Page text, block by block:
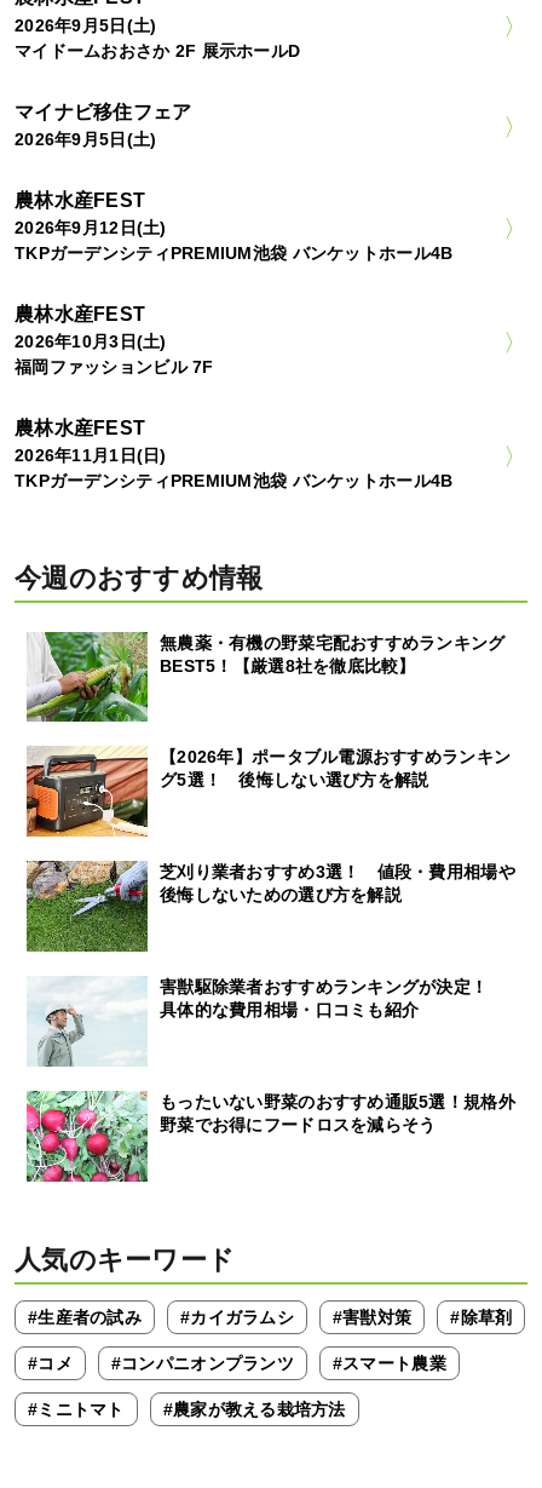
2026年9月5日(土)
マイドームおおさか 2F 展示ホールD
マイナビ移住フェア
2026年9月5日(土)
農林水産FEST
2026年9月12日(土)
TKPガーデンシティPREMIUM池袋 バンケットホール4B
農林水産FEST
2026年10月3日(土)
福岡ファッションビル 7F
農林水産FEST
2026年11月1日(日)
TKPガーデンシティPREMIUM池袋 バンケットホール4B
今週のおすすめ情報
無農薬・有機の野菜宅配おすすめランキング
BEST5！【厳選8社を徹底比較】
【2026年】ポータブル電源おすすめランキン
グ5選！ 後悔しない選び方を解説
芝刈り業者おすすめ3選！ 値段・費用相場や
後悔しないための選び方を解説
害獣駆除業者おすすめランキングが決定！
具体的な費用相場・口コミも紹介
もったいない野菜のおすすめ通販5選！規格外
野菜でお得にフードロスを減らそう
人気のキーワード
#生産者の試み #カイガラムシ #害獣対策 #除草剤
#コメ #コンパニオンプランツ #スマート農業
#ミニトマト #農家が教える栽培方法